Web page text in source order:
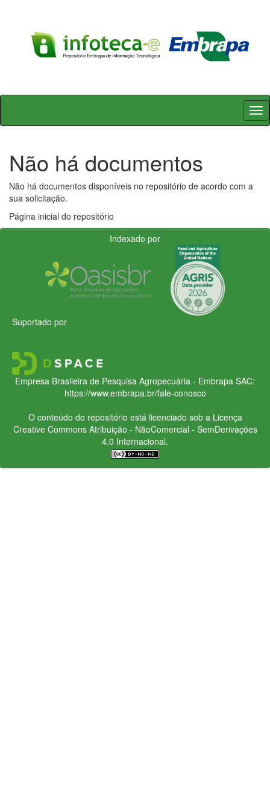
Skip
Não há documentos
Não há documentos disponíveis no repositório de acordo com a
sua solicitação.
Página inicial do repositório
Indexado por
Suportado por
Empresa Brasileira de Pesquisa Agropecuária - Embrapa SAC:
https://www.embrapa.br/fale-conosco
O conteúdo do repositório está licenciado sob a Licença
Creative CommonsAtribuição - NãoComercial - SemDerivações
4.0 Internacional.